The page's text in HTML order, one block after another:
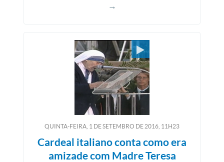
→
QUINTA-FEIRA, 1 DESETEMBRO DE 2016, 11H23
Cardeal italiano conta como era
amizade com Madre Teresa